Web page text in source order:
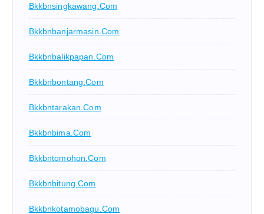
Bkkbnsingkawang.com
Bkkbnbanjarmasin.com
Bkkbnbalikpapan.com
Bkkbnbontang.com
Bkkbntarakan.com
Bkkbnbima.com
Bkkbntomohon.com
Bkkbnbitung.com
Bkkbnkotamobagu.com